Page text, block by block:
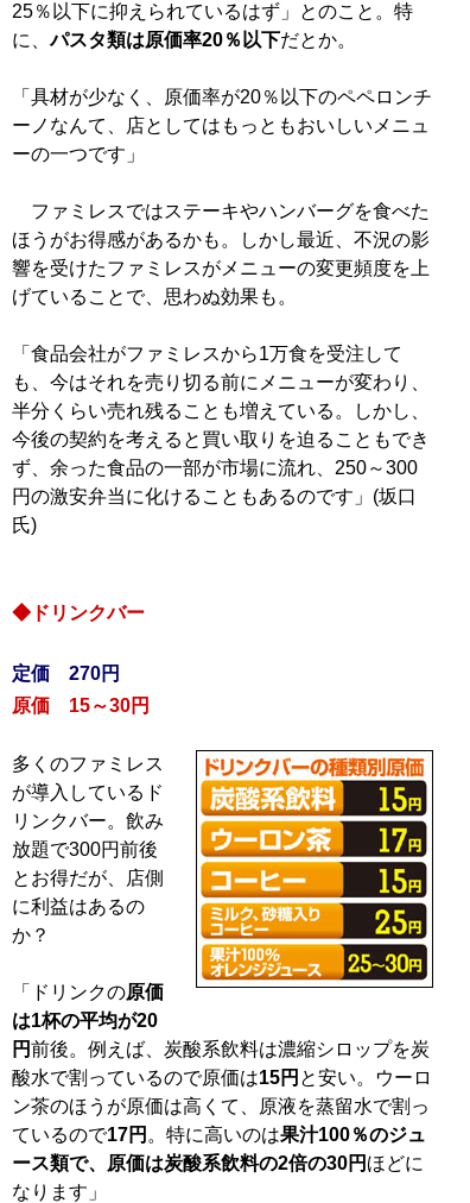
25％以下に抑えられているはず」とのこと。特
に、パスタ類は原価率20％以下だとか。
「具材が少なく、原価率が20％以下のペペロンチ
ーノなんて、店としてはもっともおいしいメニュ
ーの一つです」
ファミレスではステーキやハンバーグを食べた
ほうがお得感があるかも。しかし最近、不況の影
響を受けたファミレスがメニューの変更頻度を上
げていることで、思わぬ効果も。
「食品会社がファミレスから1万食を受注して
も、今はそれを売り切る前にメニューが変わり、
半分くらい売れ残ることも増えている。しかし、
今後の契約を考えると買い取りを迫ることもでき
ず、余った食品の一部が市場に流れ、250～300
円の激安弁当に化けることもあるのです」(坂口
氏)
◆ドリンクバー
定価 270円
原価 15～30円
多くのファミレス
が導入しているド
リンクバー。飲み
放題で300円前後
とお得だが、店側
に利益はあるの
か？
「ドリンクの原価
は1杯の平均が20
円前後。例えば、炭酸系飲料は濃縮シロップを炭
酸水で割っているので原価は15円 と安い。ウーロ
ン茶のほうが原価は高くて、原液を蒸留水で割っ
ているので17円 。特に高いのは果汁100％のジュ
ース類で、原価は炭酸系飲料の2倍の30円 ほどに
なります」